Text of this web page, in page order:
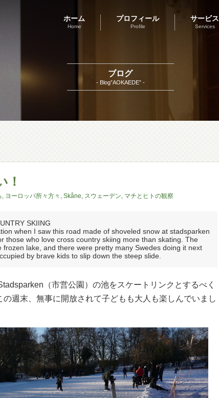
ホーム
Home
プロフィール
Profile
サービス
Services
ブログ
- Blog”AOKAEDE” -
！
, ヨーロッパ所々方々 , Skåne, スウェーデン, マチとヒトの観察
SKIING
when I saw this road made of shoveled snow at stadsparken
those who love cross country skiing more than skating. The
lake, and there were pretty many Swedes doing it next
by brave kids to slip down the steep slide.
（市営公園）の池をスケートリンクとするべく
週末、無事に開放されて子どもも大人も楽しんでいまし